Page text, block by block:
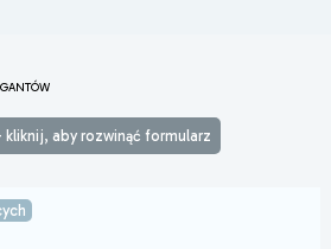
aby rozwinąć formularz